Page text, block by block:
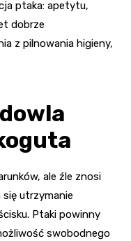
ptaka: apetytu,
dobrze
z pilnowania higieny,
ale źle znosi
utrzymanie
Ptaki powinny
swobodnego